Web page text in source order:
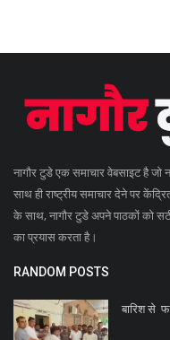
नागौर टुडे एक समाचार वेबसाइट है जो
साथ ही राष्ट्रीय समाचार देने पर
के साथ, नागौर टुडे अपने पाठकों को
का प्रयास करता है।
RANDOM POSTS
बारिश से